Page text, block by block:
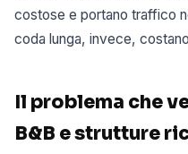
costose e portano traffico
coda lunga, invece,
Il problema che
B&B e strutture